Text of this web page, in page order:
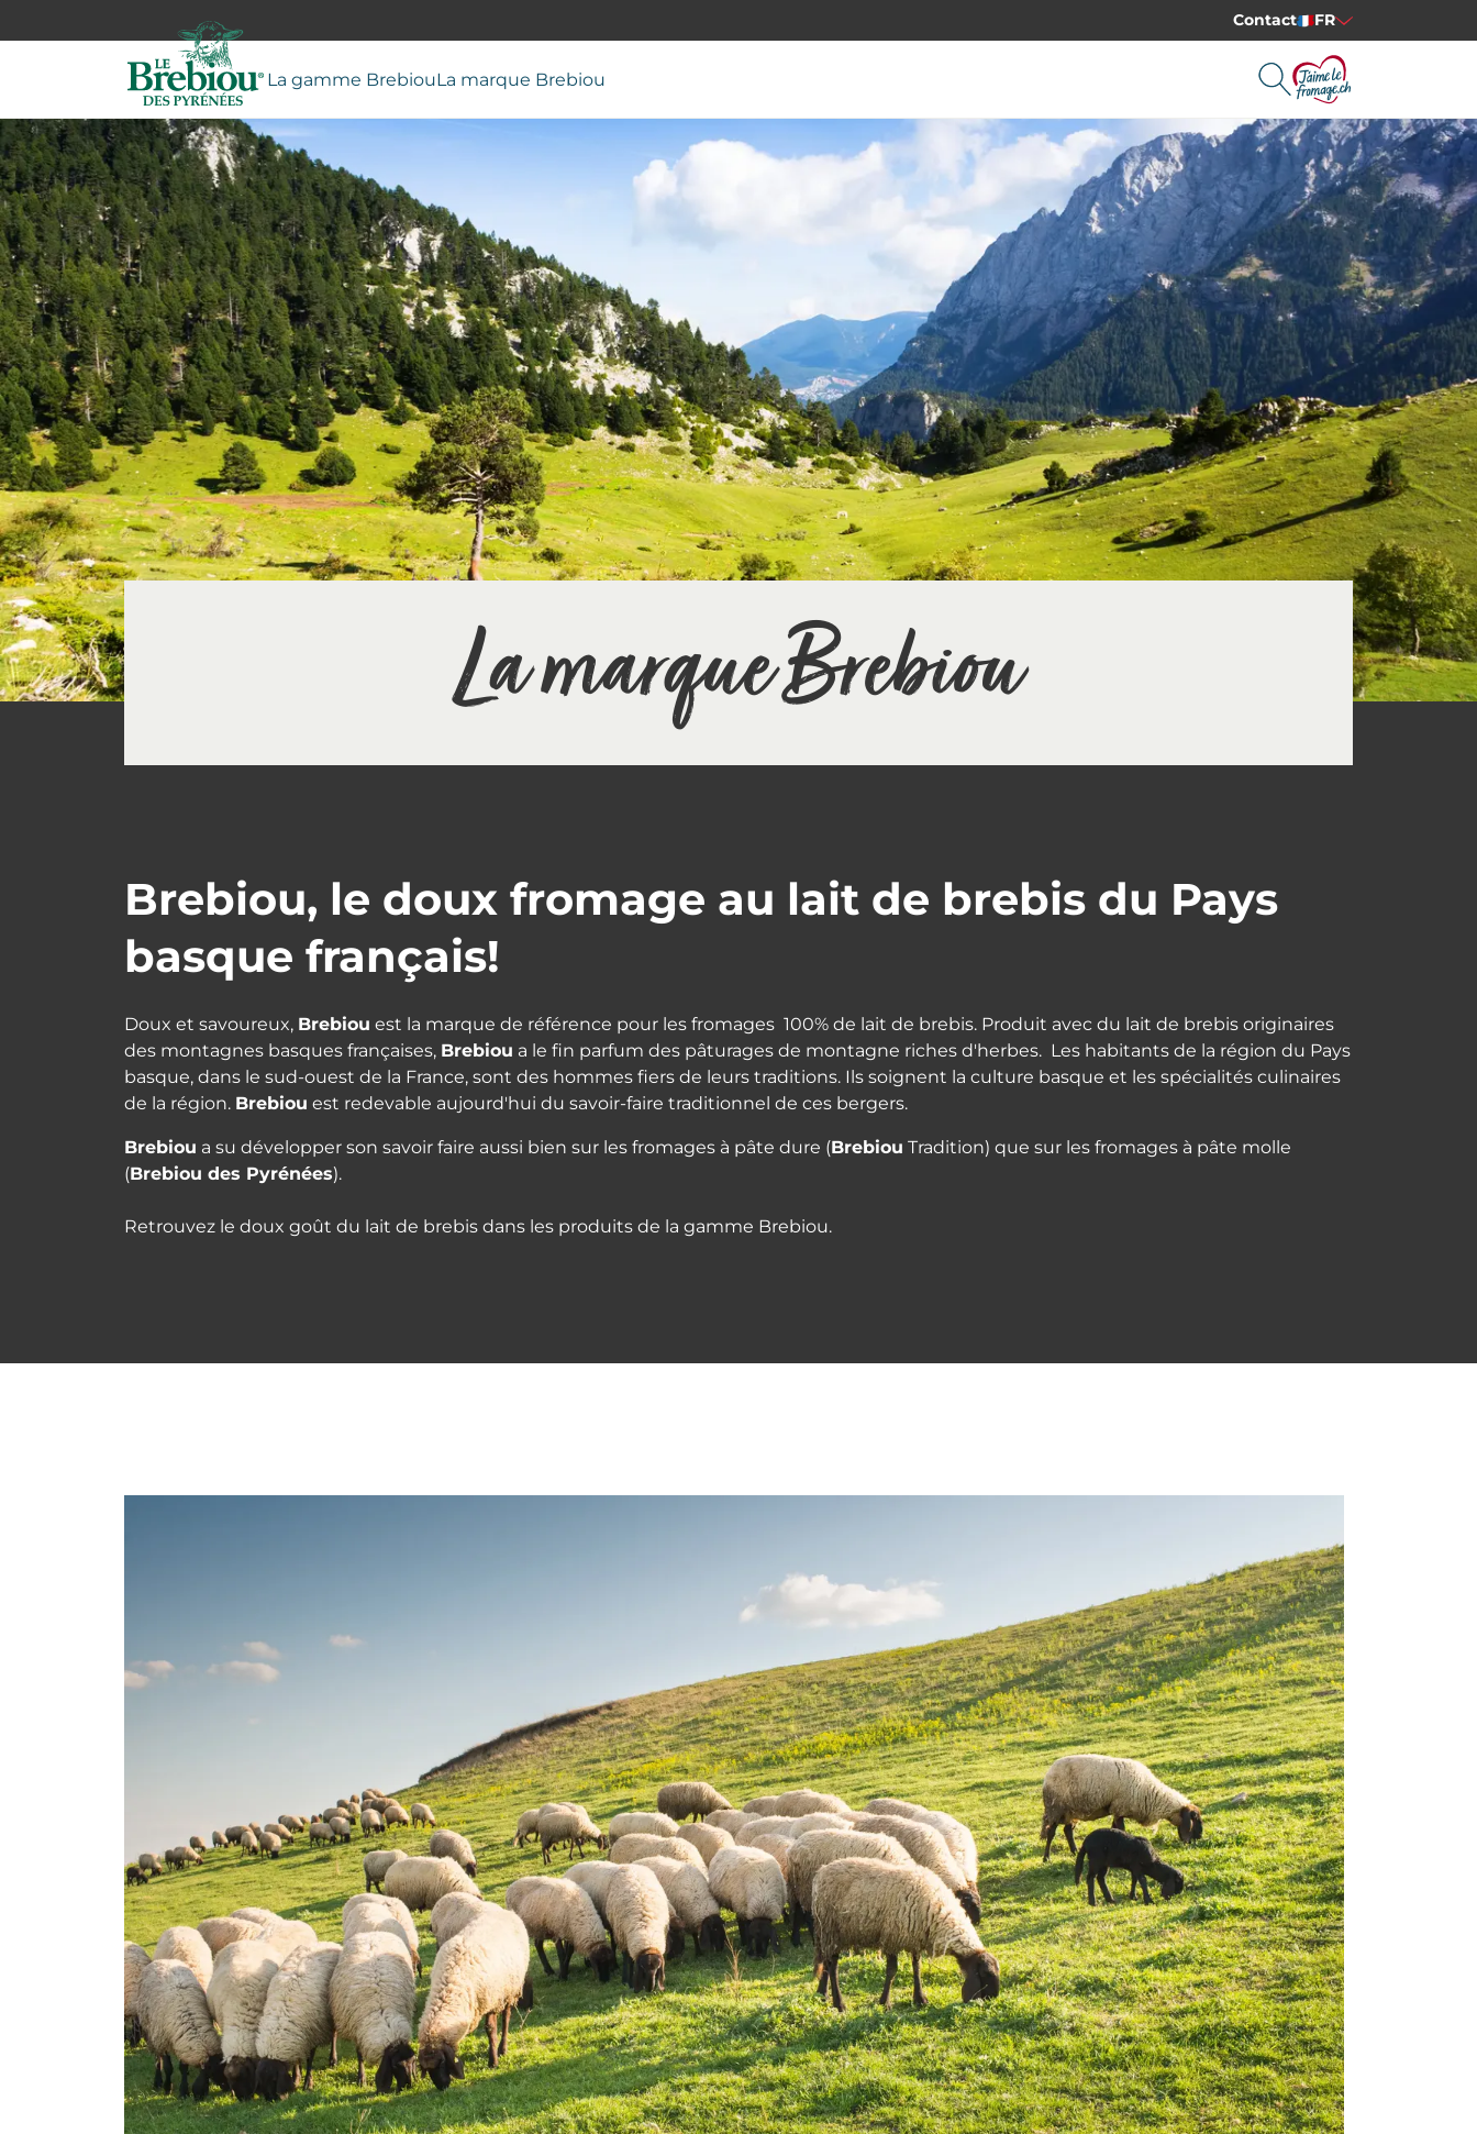
Contact FR
La gamme BrebiouLa marque Brebiou
La marque Brebiou
Brebiou, le doux fromage au lait de brebis du Pays
basque français!
Doux et savoureux, Brebiou est la marque de référence pour les fromages 100% de lait de brebis. Produit avec du lait de brebis originaires
des montagnes basques françaises, Brebiou a le fin parfum des pâturages de montagne riches d'herbes. Les habitants de la région du Pays
basque, dans le sud-ouest de la France, sont des hommes fiers de leurs traditions. Ils soignent la culture basque et les spécialités culinaires
de la région. Brebiou est redevable aujourd'hui du savoir-faire traditionnel de ces bergers.
Brebiou a su développer son savoir faire aussi bien sur les fromages à pâte dure (Brebiou Tradition) que sur les fromages à pâte molle
(Brebiou des Pyrénées).
Retrouvez le doux goût du lait de brebis dans les produits de la gamme Brebiou.